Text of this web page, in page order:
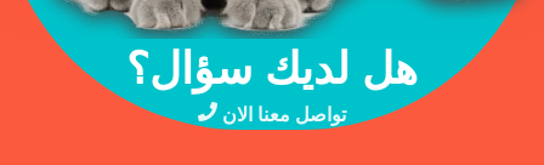
هل لديك سؤال؟
تواصل معنا الان